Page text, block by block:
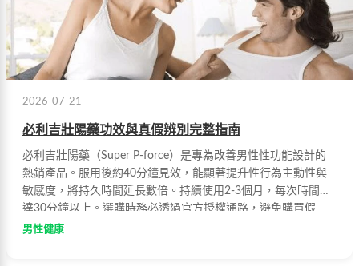
2026-07-21
必利吉壯陽藥功效與真假辨別完整指南
必利吉壯陽藥（Super P-force）是專為改善男性性功能設計的
熱銷產品。服用後約40分鐘見效，能顯著提升性行為主動性與
敏感度，將持久時間延長數倍。持續使用2-3個月，每次時間可
達30分鐘以上。選購時務必透過官方授權通路，避免購買假
貨，確保效果與安全。
男性健康